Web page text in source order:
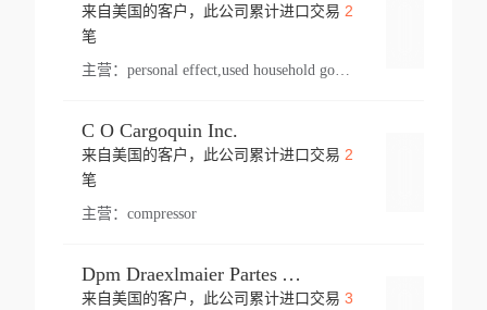
来自美国的客户，此公司累计进口交易 2
笔
主营： personal effect,used household goods
C O Cargoquin Inc.
来自美国的客户，此公司累计进口交易 2
笔
主营： compressor
Dpm Draexlmaier Partes Automotrices Corr Ind Huejotzingo
来自美国的客户，此公司累计进口交易 3